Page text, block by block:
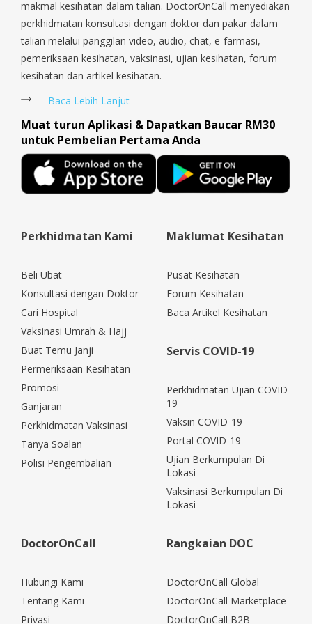
makmal kesihatan dalam talian. DoctorOnCall menyediakan
perkhidmatan konsultasi dengan doktor dan pakar dalam
talian melalui panggilan video, audio, chat, e-farmasi,
pemeriksaan kesihatan, vaksinasi, ujian kesihatan, forum
kesihatan dan artikel kesihatan.
Baca Lebih Lanjut
Muat turun Aplikasi & Dapatkan Baucar RM30
untuk Pembelian Pertama Anda
Perkhidmatan Kami
Beli Ubat
Konsultasi dengan Doktor
Cari Hospital
Vaksinasi Umrah & Hajj
Buat Temu Janji
Permeriksaan Kesihatan
Promosi
Ganjaran
Perkhidmatan Vaksinasi
Tanya Soalan
Polisi Pengembalian
Maklumat Kesihatan
Pusat Kesihatan
Forum Kesihatan
Baca Artikel Kesihatan
Servis COVID-19
Perkhidmatan Ujian COVID-
19
Vaksin COVID-19
Portal COVID-19
Ujian Berkumpulan Di
Lokasi
Vaksinasi Berkumpulan Di
Lokasi
DoctorOnCall
Hubungi Kami
Tentang Kami
Privasi
Rangkaian DOC
DoctorOnCall Global
DoctorOnCall Marketplace
DoctorOnCall B2B